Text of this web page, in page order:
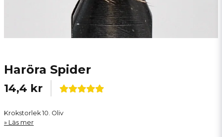
Haröra Spider
14,4 kr
Krokstorlek 10. Oliv
Läs mer